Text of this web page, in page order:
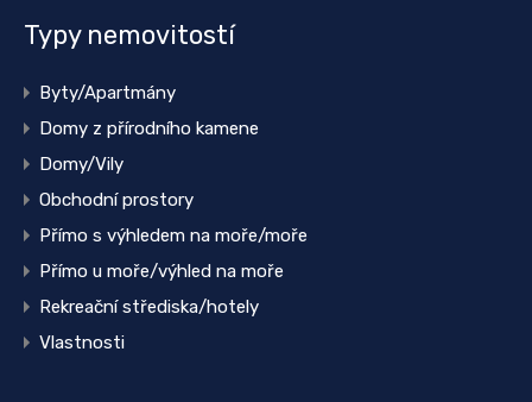
Typy nemovitostí
Byty/Apartmány
Domy z přírodního kamene
Domy/Vily
Obchodní prostory
Přímo s výhledem na moře/moře
Přímo u moře/výhled na moře
Rekreační střediska/hotely
Vlastnosti